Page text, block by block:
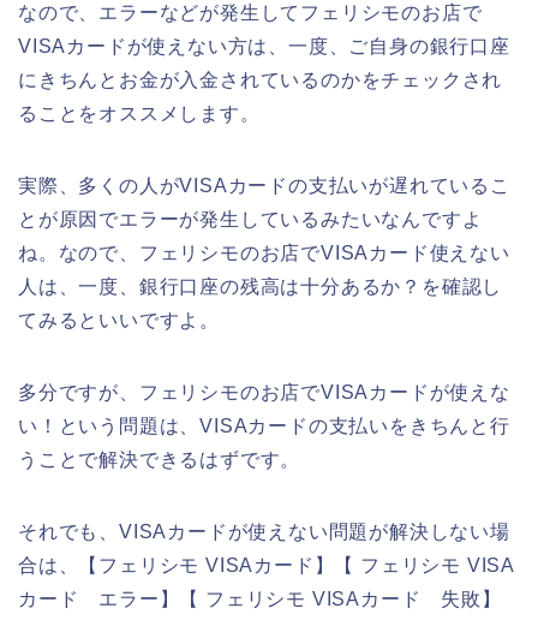
なので、エラーなどが発生してフェリシモのお店で
VISAカードが使えない方は、一度、ご自身の銀行口座
にきちんとお金が入金されているのかをチェックされ
ることをオススメします。
実際、多くの人がVISAカードの支払いが遅れているこ
とが原因でエラーが発生しているみたいなんですよ
ね。なので、フェリシモのお店でVISAカード使えない
人は、一度、銀行口座の残高は十分あるか？を確認し
てみるといいですよ。
多分ですが、フェリシモのお店でVISAカードが使えな
い！という問題は、VISAカードの支払いをきちんと行
うことで解決できるはずです。
それでも、VISAカードが使えない問題が解決しない場
合は、【フェリシモ VISAカード】【 フェリシモ VISA
カード エラー】【 フェリシモ VISAカード 失敗】